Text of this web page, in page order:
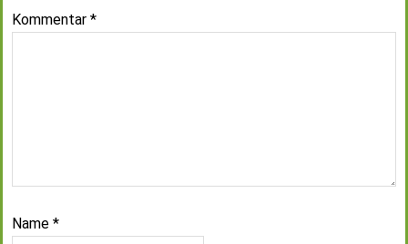
Kommentar *
Name *